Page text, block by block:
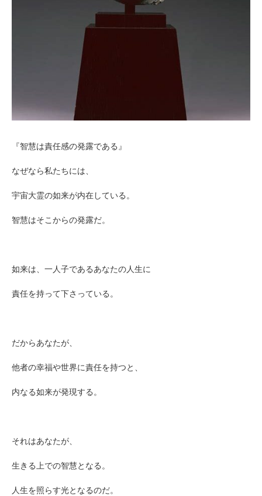
『智慧は責任感の発露である』
なぜなら私たちには、
宇宙大霊の如来が内在している。
智慧はそこからの発露だ。
如来は、一人子であるあなたの人生に
責任を持って下さっている。
だからあなたが、
他者の幸福や世界に責任を持つと、
内なる如来が発現する。
それはあなたが、
生きる上での智慧となる。
人生を照らす光となるのだ。